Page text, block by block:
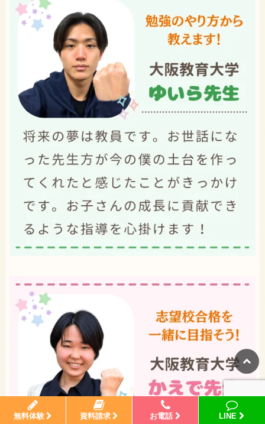
無料体験 資料請求 お電話 LINE